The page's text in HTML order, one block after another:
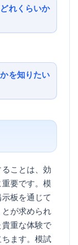
れくらいか
を知りたい
ことは、効
要です。模
板を通じて
が求められ
重な体験で
ます。模試